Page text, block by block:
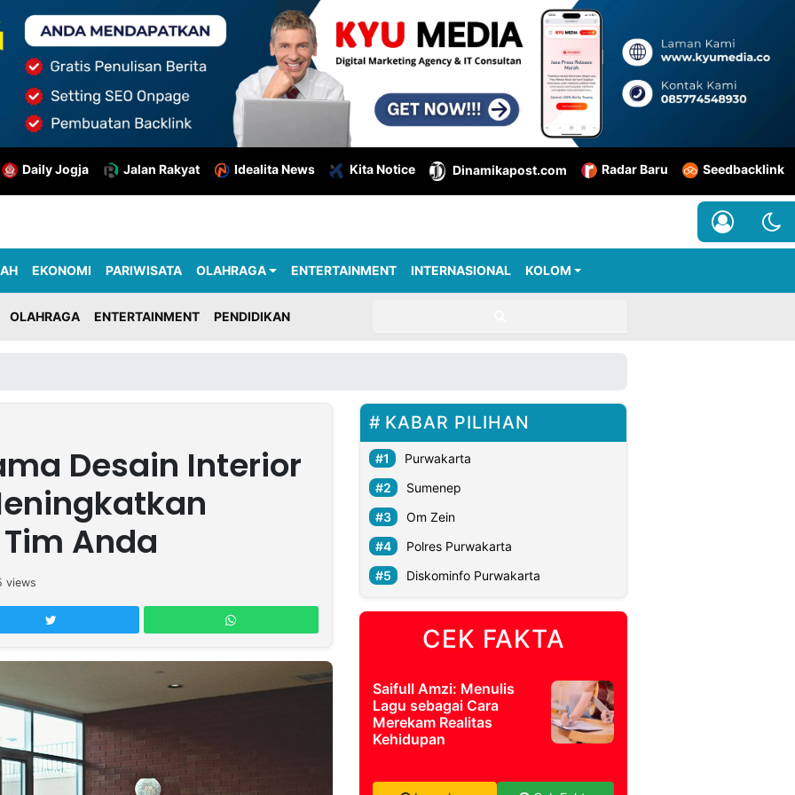
Daily Jogja Jalan Rakyat Idealita News Kita Notice Dinamikapost.com Radar Baru Seedbacklink
EKONOMI PARIWISATA OLAHRAGA ENTERTAINMENT INTERNASIONAL KOLOM
OLAHRAGA ENTERTAINMENT PENDIDIKAN
Desain Interior
Anda
views
KABAR PILIHAN
Purwakarta
Sumenep
Om Zein
Polres Purwakarta
Diskominfo Purwakarta
CEK FAKTA
Saifull Amzi: Menulis
Lagu sebagai Cara
Merekam Realitas
Kehidupan